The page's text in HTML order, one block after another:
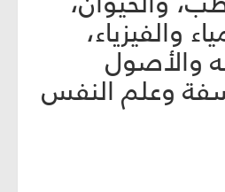
والفيزياء،
والأصول
وعلم النفس